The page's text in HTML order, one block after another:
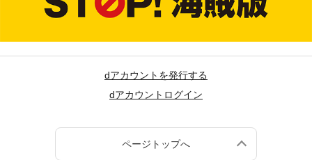
dアカウントを発行する
dアカウントログイン
ページトップへ